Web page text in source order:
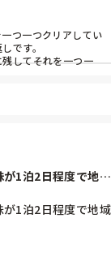
つ一つクリアしてい
です。
してそれを一つ一
1泊2日程度で地域
1泊2日程度で地域